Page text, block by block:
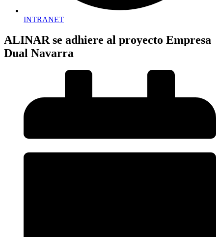
INTRANET
ALINAR se adhiere al proyecto Empresa
Dual Navarra